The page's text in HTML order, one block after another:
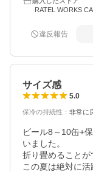
RATEL WORKS
違反報告
サイズ感
5.0
保冷の持続性 ： 非常に
ビール8～10缶+
いました。
折り畳めることが
この夏は絶対に活